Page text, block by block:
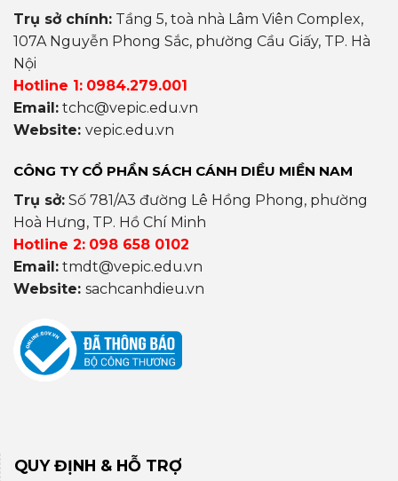
Trụ sở chính: Tầng 5, toà nhà Lâm Viên Complex,
107A Nguyễn Phong Sắc, phường Cầu Giấy, TP. Hà
Nội
Hotline 1: 0984.279.001
Email: tchc@vepic.edu.vn
Website: vepic.edu.vn
CÔNG TY CỔ PHẦN SÁCH CÁNH DIỀU MIỀN NAM
Trụ sở: Số 781/A3 đường Lê Hồng Phong, phường
Hoà Hưng, TP. Hồ Chí Minh
Hotline 2: 098 658 0102
Email: tmdt@vepic.edu.vn
Website: sachcanhdieu.vn
QUY ĐỊNH & HỖ TRỢ